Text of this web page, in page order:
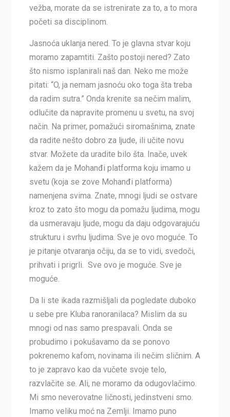
vežba, morate da se istrenirate za to, a to mora
početi sa disciplinom.
Jasnoća uklanja nered. To je glavna stvar koju
moramo zapamtiti. Zašto postoji nered? Zato
što nismo isplanirali naš dan. Neko me može
pitati: “O, ja nemam jasnoću oko toga šta treba
da radim sutra.” Onda krenite sa nečim malim,
odlučite da napravite promenu u svetu, na svoj
način. Na primer, pomažući siromašnima, znate
da radite nešto dobro za ljude, ili učite novu
stvar. Možete da uradite bilo šta. Inače, uvek
kažem da je Mohanđi platforma koju imamo u
svetu (koja se zove Mohanđi platforma)
namenjena svima. Znate, mnogi ljudi se ostvare
kroz to zato što mogu da pomažu ljudima, mogu
da usmeravaju ljude, mogu da daju odgovarajuću
strukturu i svrhu ljudima. Sve je ovo moguće. To
je pitanje otvaranja očiju, da se to vidi, svedoči,
prihvati i prigrli. Sve ovo je moguće. Sve je
moguće.
Da li ste ikada razmišljali da pogledate duboko
u sebe pre Kluba ranoranilaca? Mislim da su
mnogi od nas samo prespavali. Onda se
probudimo i pokušavamo da se ponovo
pokrenemo kafom, novinama ili nečim sličnim. A
to je zapravo kao da vučete svoje telo,
razvlačite se. Ali, ne moramo da odugovlačimo.
Mi smo neverovatne ličnosti, jedinstveni smo.
Imamo veliku moć na Zemlji. Imamo puno